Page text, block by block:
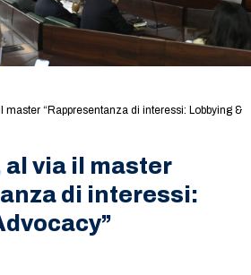
master “Rappresentanza di interessi: Lobbying &
al via il master
di interessi: